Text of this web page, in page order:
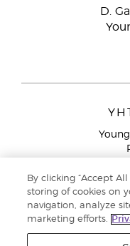
D.
Ilmainen
Email:
By clicking “Accept
storing of cookies on
navigation, analyze
marketing efforts.